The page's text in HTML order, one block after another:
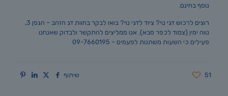
נוסף בחינם.
רוצים לרכוש דגי נוי? ציוד לדגי נוי? בואו לבקר בחוות דג הזהב – הגפן 3,
נווה ימין (צמוד לכפר סבא). אנו ממליצים להתקשר ולבדוק שאנחנו
פעילים כי השעות משתנות לפעמים – 09-7660195
שיתוף 51